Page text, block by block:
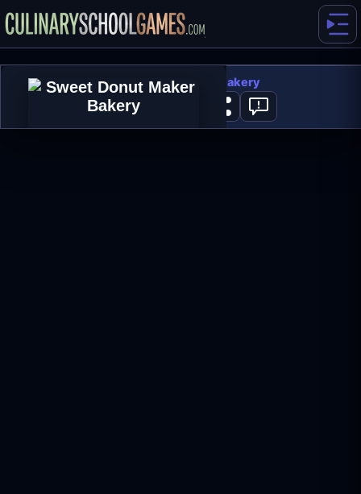
Sweet Donut Maker Bakery
0